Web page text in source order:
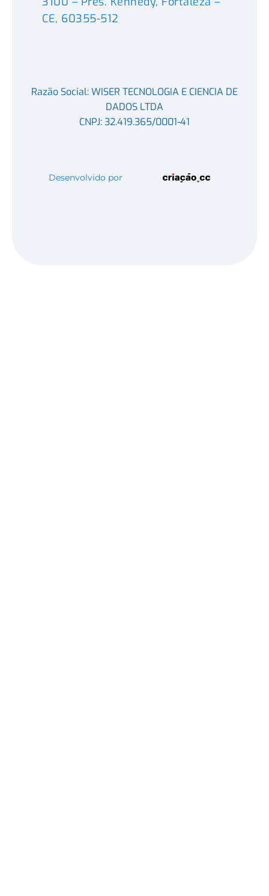
CE, 60355-512
Razão Social: WISER TECNOLOGIA E CIENCIA DE
DADOS LTDA
CNPJ: 32.419.365/0001-41
Desenvolvido por